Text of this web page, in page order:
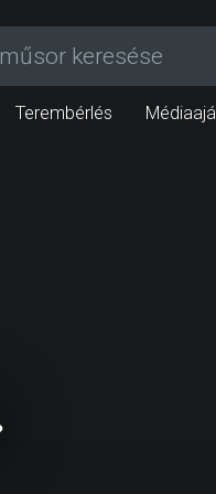
műsor keresése
Terembérlés